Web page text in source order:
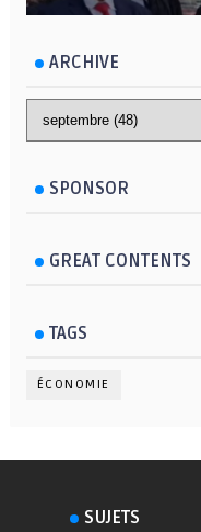
ARCHIVE
SPONSOR
GREAT CONTENTS
TAGS
ÉCONOMIE
SUJETS